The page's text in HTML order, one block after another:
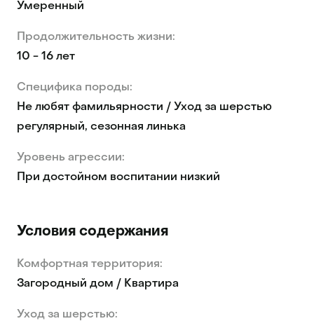
Умеренный
Продолжительность жизни:
10 - 16 лет
Специфика породы:
Не любят фамильярности / Уход за шерстью
регулярный, сезонная линька
Уровень агрессии:
При достойном воспитании низкий
Условия содержания
Комфортная территория:
Загородный дом / Квартира
Уход за шерстью: